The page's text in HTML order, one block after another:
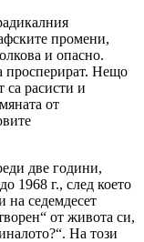
промени,
и опасно.
просперират. Нещо
са расисти и
от
две години,
1968 г., след което
на седемдесет
от живота си,
На този